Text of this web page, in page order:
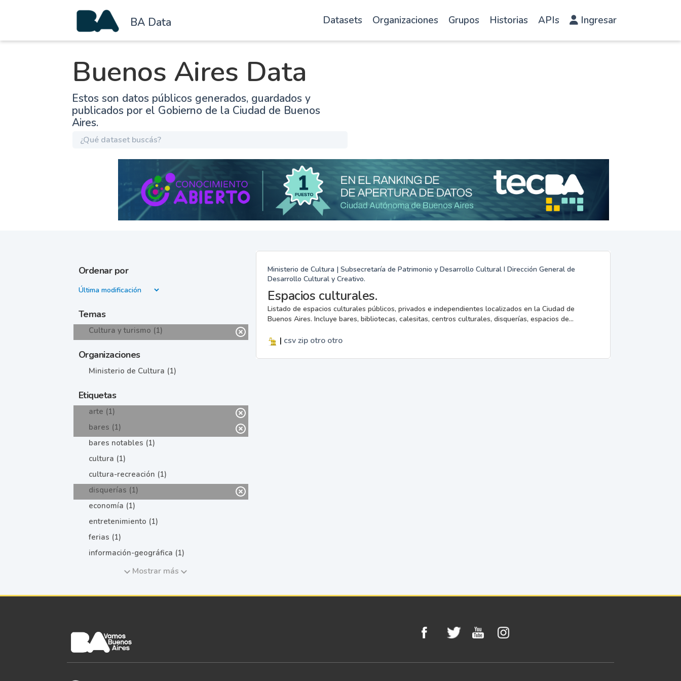
BA Data Datasets Organizaciones Grupos Historias APIs Ingresar
Buenos Aires Data
Estos son datos públicos generados, guardados y
publicados por el Gobierno de la Ciudad de Buenos
Aires.
Ordenar por
Temas
Cultura y turismo (1)
Organizaciones
Ministerio de Cultura (1)
Etiquetas
arte (1)
bares (1)
bares notables (1)
cultura (1)
cultura-recreación (1)
disquerías (1)
economía (1)
entretenimiento (1)
ferias (1)
información-geográfica (1)
Mostrar más
Ministerio de Cultura | Subsecretaría de Patrimonio y Desarrollo Cultural I Dirección General de
Desarrollo Cultural y Creativo.
Espacios culturales.
Listado de espacios culturales públicos, privados e independientes localizados en la Ciudad de
Buenos Aires. Incluye bares, bibliotecas, calesitas, centros culturales, disquerías, espacios de...
| csvzip otro otro